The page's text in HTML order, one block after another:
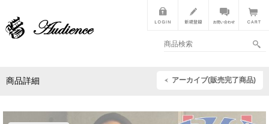
商品詳細 アーカイブ(販売完了商品)